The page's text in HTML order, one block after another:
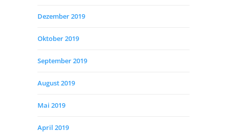
Dezember 2019
Oktober 2019
September 2019
August 2019
Mai 2019
April 2019